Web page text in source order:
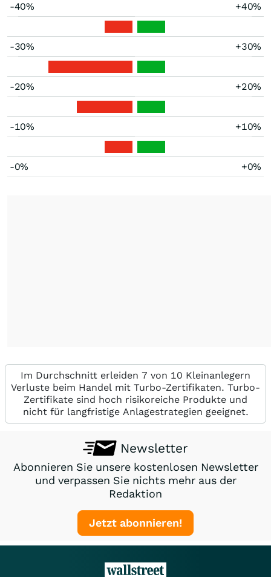
-40% +40%
-30% +30%
-20% +20%
-10% +10%
-0% +0%
Im Durchschnitt erleiden 7 von 10 Kleinanlegern
Verluste beim Handel mit Turbo-Zertifikaten. Turbo-
Zertifikate sind hoch risikoreiche Produkte und
nicht für langfristige Anlagestrategien geeignet.
Newsletter
Abonnieren Sie unsere kostenlosen Newsletter
und verpassen Sie nichts mehr aus der
Redaktion
Jetzt abonnieren!